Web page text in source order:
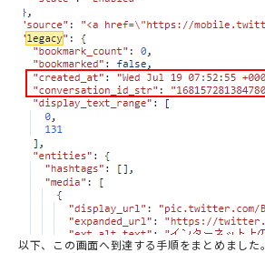
以下、この画面へ到達する手順をまとめました。